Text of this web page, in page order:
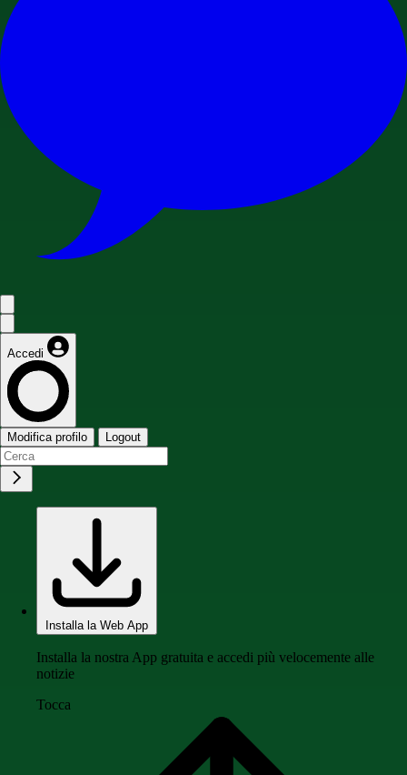
Accedi
Modifica profilo Logout
Installa la Web App
Installa la nostra App gratuita e accedi più velocemente alle
notizie
Tocca